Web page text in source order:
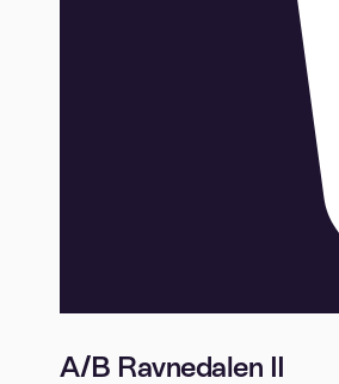
A/B Ravnedalen II